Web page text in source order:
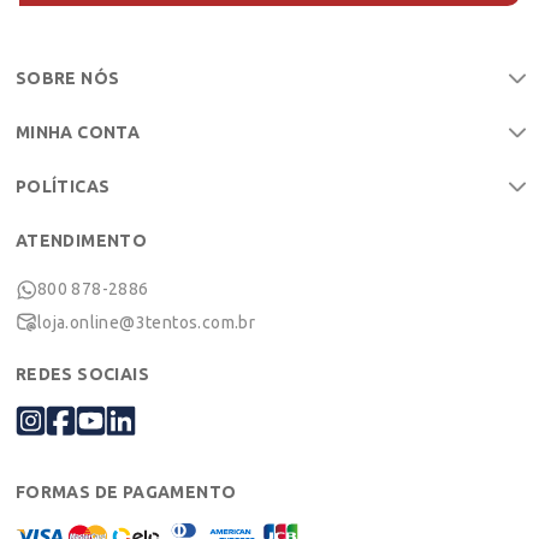
SOBRE NÓS
MINHA CONTA
POLÍTICAS
ATENDIMENTO
800 878-2886
loja.online@3tentos.com.br
REDES SOCIAIS
FORMAS DE PAGAMENTO